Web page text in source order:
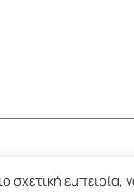
εμπειρία,